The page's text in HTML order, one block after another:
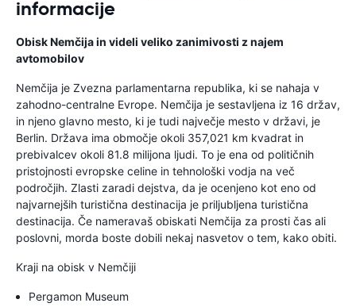
informacije
Obisk Nemčija in videli veliko zanimivosti z najem
avtomobilov
Nemčija je Zvezna parlamentarna republika, ki se nahaja v
zahodno-centralne Evrope. Nemčija je sestavljena iz 16 držav,
in njeno glavno mesto, ki je tudi največje mesto v državi, je
Berlin. Država ima območje okoli 357,021 km kvadrat in
prebivalcev okoli 81.8 milijona ljudi. To je ena od političnih
pristojnosti evropske celine in tehnološki vodja na več
področjih. Zlasti zaradi dejstva, da je ocenjeno kot eno od
najvarnejših turistična destinacija je priljubljena turistična
destinacija. Če nameravaš obiskati Nemčija za prosti čas ali
poslovni, morda boste dobili nekaj nasvetov o tem, kako obiti.
Kraji na obisk v Nemčiji
Pergamon Museum